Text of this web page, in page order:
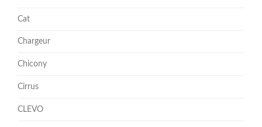
Cat
Chargeur
Chicony
Cirrus
CLEVO